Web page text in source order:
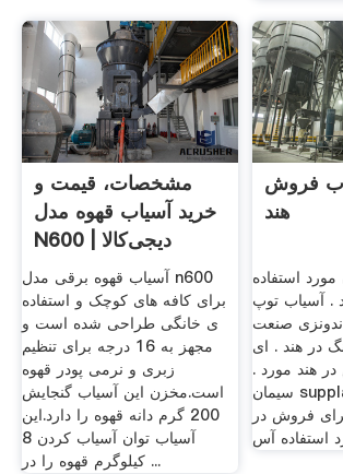
مشخصات، قیمت و
خرید آسیاب قهوه مدل
N600 | دیجی‌کالا
آسیاب قهوه برقی مدل n600
برای کافه های کوچک و استفاده
ی خانگی طراحی شده است و
مجهز به 16 درجه برای تنظیم
زبری و نرمی پودر قهوه
است.مخزن این آسیاب گنجایش
200 گرم دانه قهوه را دارد.این
آسیاب توان آسیاب کردن 8
کیلوگرم قهوه را در ...
فروش
هند
استفاده
. آسیاب توپ
صنعت
در هند . ای
هند مورد .
سیمان supplayer مواد اولیه در
فروش در